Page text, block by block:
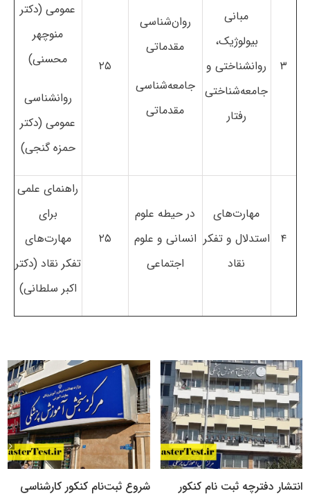
۳
مبانی
بیولوژیک،
روانشناختی و
جامعه‌شناختی
رفتار
روان‌شناسی
مقدماتی
جامعه‌شناسی
مقدماتی
۲۵
عمومی (دکتر
منوچهر
محسنی)
روانشناسی
عمومی (دکتر
حمزه گنجی)
۴
مهارت‌های
استدلال و تفکر
نقاد
در حیطه علوم
انسانی و علوم
اجتماعی
۲۵
راهنمای علمی
برای
مهارت‌های
تفکر نقاد (دکتر
اکبر سلطانی)
انتشار دفترچه ثبت نام کنکور
شروع ثبت‌نام کنکور کارشناسی